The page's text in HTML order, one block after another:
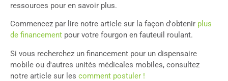
ressources pour en savoir plus.
Commencez par lire notre article sur la façon d'obtenir plus
de financement pour votre fourgon en fauteuil roulant.
Si vous recherchez un financement pour un dispensaire
mobile ou d'autres unités médicales mobiles, consultez
notre article sur les comment postuler !